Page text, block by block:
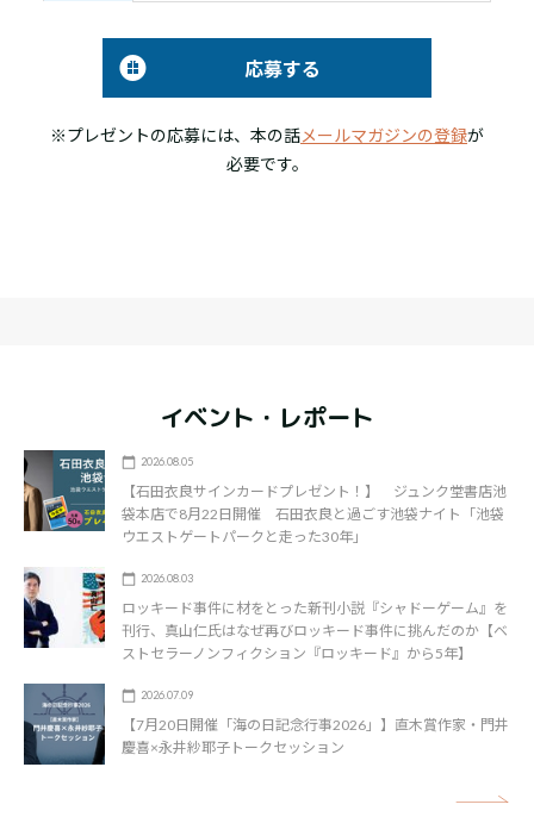
応募する
※プレゼントの応募には、本の話メールマガジンの登録が
必要です。
イベント・レポート
2026.08.05
【石田衣良サインカードプレゼント！】 ジュンク堂書店池
袋本店で8月22日開催 石田衣良と過ごす池袋ナイト「池袋
ウエストゲートパークと走った30年」
2026.08.03
ロッキード事件に材をとった新刊小説『シャドーゲーム』を
刊行、真山仁氏はなぜ再びロッキード事件に挑んだのか【ベ
ストセラーノンフィクション『ロッキード』から5年】
2026.07.09
【7月20日開催「海の日記念行事2026」】直木賞作家・門井
慶喜×永井紗耶子トークセッション